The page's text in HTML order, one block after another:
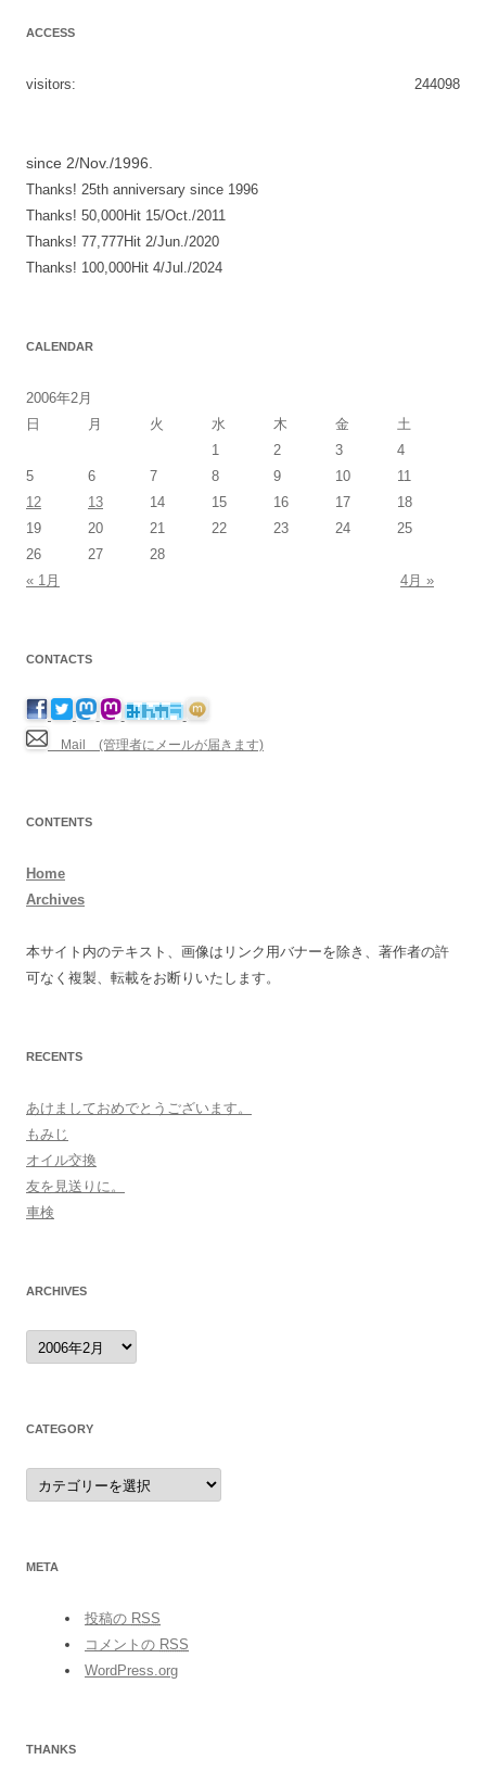
ACCESS
244098
visitors:
since 2/Nov./1996.
Thanks! 25th anniversary since 1996
Thanks! 50,000Hit 15/Oct./2011
Thanks! 77,777Hit 2/Jun./2020
Thanks! 100,000Hit 4/Jul./2024
CALENDAR
2006年2月
日
月 火 水 木 金
土
1
2 3
4
5
6 7 8 9 10
11
12
13 14 15 16 17
18
19
20 21 22 23 24
25
26
27
28
« 1月
4月 »
CONTACTS
Mail (管理者にメールが届きます)
CONTENTS
Home
Archives
本サイト内のテキスト、画像はリンク用バナーを除き、著作者の許
可なく複製、転載をお断りいたします。
RECENTS
あけましておめでとうございます。
もみじ
オイル交換
友を見送りに。
車検
ARCHIVES
archives
CATEGORY
category
META
投稿の RSS
コメントの RSS
WordPress.org
THANKS